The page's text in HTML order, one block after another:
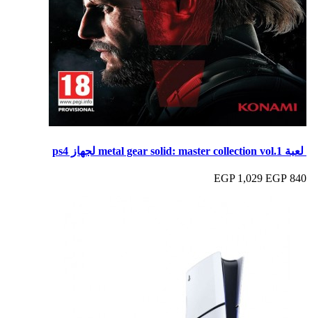
لعبة metal gear solid: master collection vol.1 لجهاز ps4
840 EGP
1,029 EGP